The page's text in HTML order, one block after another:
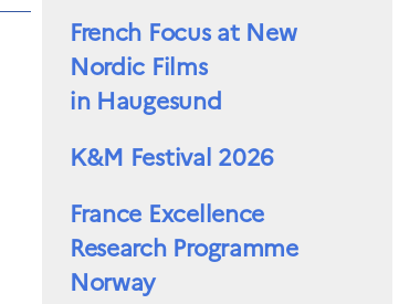
French Focus at New
Nordic Films
in Haugesund
K&M Festival 2026
France Excellence
Research Programme
Norway